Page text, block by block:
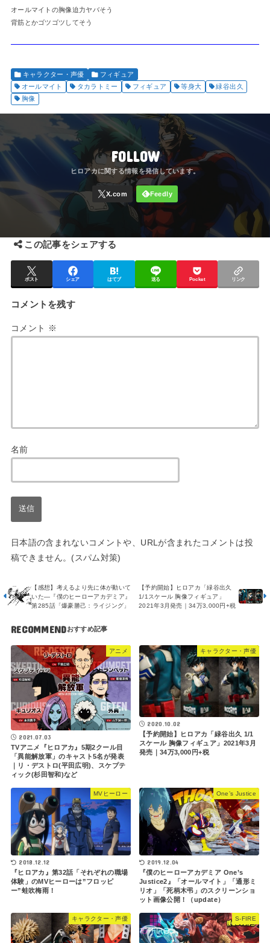
オールマイトの胸像迫力ヤバそう
背筋とかゴツゴツしてそう
キャラクター・声優
フィギュア
オールマイト
タカラトミー フィギュア 等身大
緑谷出久
胸像
FOLLOW
この記事をシェアする
ポスト シェア はてブ 送る Pocket リンク
コメントを残す
コメント ※
名前
日本語の含まれないコメントや、URLが含まれたコメントは投
稿できません。(スパム対策)
【予約開始】ヒロアカ「緑谷出久
1/1スケール 胸像フィギュア」
2021年3月発売｜34万3,000円+税
【感想】考えるより先に体が動いて
いた―『僕のヒーローアカデミア』
第285話「爆豪勝己：ライジング」
RECOMMEND
アニメ
2021.07.03
TVアニメ『ヒロアカ』5期2クール目
「異能解放軍」のキャスト5名が発表
｜リ・デストロ(平田広明)、スケプテ
ィック(杉田智和)など
キャラクター・声優
2020.10.02
【予約開始】ヒロアカ「緑谷出久 1/1
スケール 胸像フィギュア」2021年3月
発売｜34万3,000円+税
MVヒーロー
2018.12.12
『ヒロアカ』第32話「それぞれの職場
体験」のMVヒーローは”フロッピ
ー”蛙吹梅雨！
One’s Justice
2019.12.04
『僕のヒーローアカデミア One’s
Justice2』「オールマイト」「通形ミ
リオ」「死柄木弔」のスクリーンショ
ット画像公開！（update）
キャラクター・声優 S-FIRE